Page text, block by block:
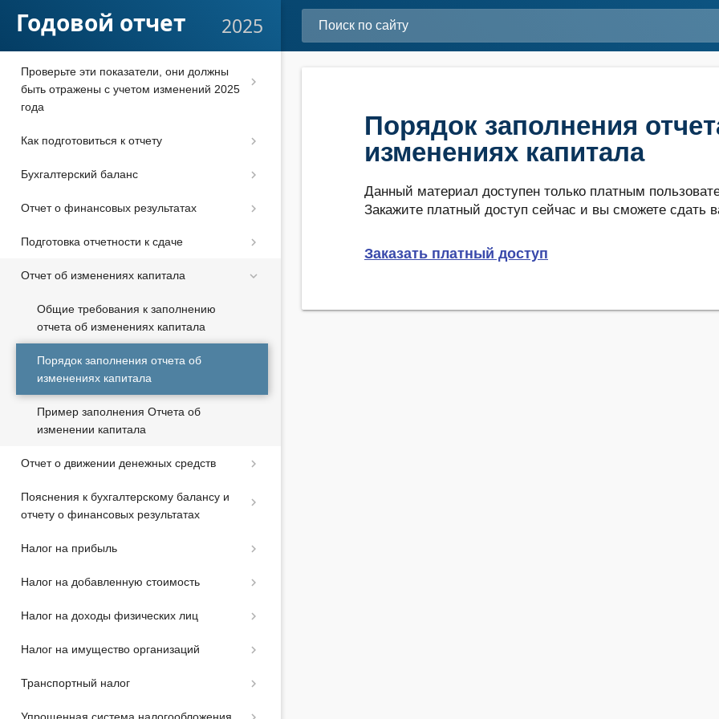
Годовой отчет 2025
Новые требования к бухгалтерской
отчетности за 2025 год по ФСБУ 4/2023
Проверьте эти показатели, они должны
быть отражены с учетом изменений 2025
года
Как подготовиться к отчету
Бухгалтерский баланс
Отчет о финансовых результатах
Подготовка отчетности к сдаче
Отчет об изменениях капитала
Общие требования к заполнению
отчета об изменениях капитала
Порядок заполнения отчета об
изменениях капитала
Пример заполнения Отчета об
изменении капитала
Отчет о движении денежных средств
Пояснения к бухгалтерскому балансу и
отчету о финансовых результатах
Налог на прибыль
Налог на добавленную стоимость
Налог на доходы физических лиц
Налог на имущество организаций
Транспортный налог
Порядок заполнения
изменениях капитала
Данный материал доступен только платным
Закажите платный доступ сейчас и вы сможете сдать
Заказать платный доступ